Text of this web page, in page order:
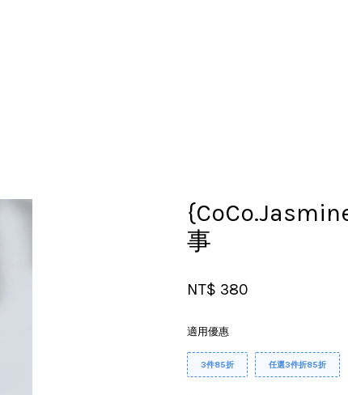
事
NT$ 380
適用優惠
3件85折 任選3件折85折